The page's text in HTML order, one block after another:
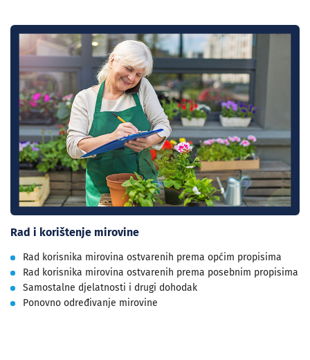
Rad i korištenje mirovine
Rad korisnika mirovina ostvarenih prema općim propisima
Rad korisnika mirovina ostvarenih prema posebnim propisima
Samostalne djelatnosti i drugi dohodak
Ponovno određivanje mirovine